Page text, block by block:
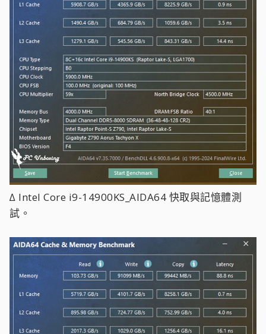
∆ Intel Core i9-14900KS_AIDA64 快取與記憶體測
試。